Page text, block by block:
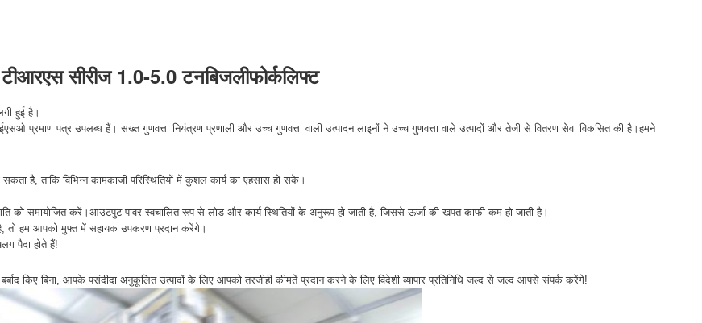
टीआरएस सीरीज 1.0-5.0 टनबिजलीफोर्कलिफ्ट
हुई है।
प्रमाण पत्र उपलब्ध हैं। सख्त गुणवत्ता नियंत्रण प्रणाली और उच्च गुणवत्ता वाली उत्पादन लाइनों ने उच्च गुणवत्ता वाले उत्पादों और तेजी से वितरण सेवा विकसित की है।हमने
है, ताकि विभिन्न कामकाजी परिस्थितियों में कुशल कार्य का एहसास हो सके।
को समायोजित करें।आउटपुट पावर स्वचालित रूप से लोड और कार्य स्थितियों के अनुरूप हो जाती है, जिससे ऊर्जा की खपत काफी कम हो जाती है।
है, तो हम आपको मुफ्त में सहायक उपकरण प्रदान करेंगे।
पैदा होते हैं!
किए बिना, आपके पसंदीदा अनुकूलित उत्पादों के लिए आपको तरजीही कीमतें प्रदान करने के लिए विदेशी व्यापार प्रतिनिधि जल्द से जल्द आपसे संपर्क करेंगे!